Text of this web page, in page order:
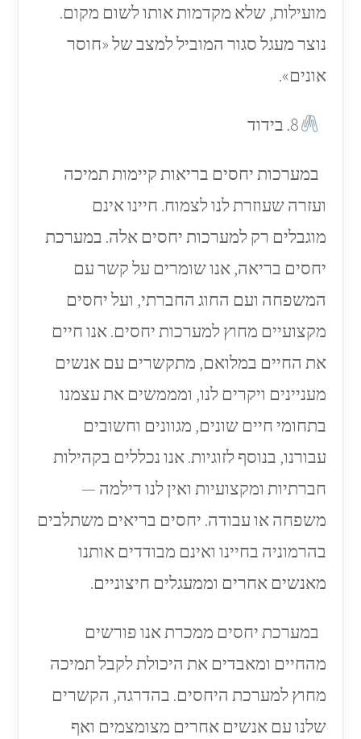
מועילות, שלא מקדמות אותו לשום מקום.
נוצר מעגל סגור המוביל למצב של «חוסר
אונים».
8. בידוד
במערכות יחסים בריאות קיימות תמיכה
ועזרה שעוזרת לנו לצמוח. חיינו אינם
מוגבלים רק למערכות יחסים אלה. במערכת
יחסים בריאה, אנו שומרים על קשר עם
המשפחה ועם החוג החברתי, ועל יחסים
מקצועיים מחוץ למערכות יחסים. אנו חיים
את החיים במלואם, מתקשרים עם אנשים
מעניינים ויקרים לנו, ומממשים את עצמנו
בתחומי חיים שונים, מגוונים וחשובים
עבורנו, בנוסף לזוגיות. אנו נכללים בקהילות
חברתיות ומקצועיות ואין לנו דילמה —
משפחה או עבודה. יחסים בריאים משתלבים
בהרמוניה בחיינו ואינם מבודדים אותנו
מאנשים אחרים וממעגלים חיצוניים.
במערכת יחסים ממכרת אנו פורשים
מהחיים ומאבדים את היכולת לקבל תמיכה
מחוץ למערכת היחסים. בהדרגה, הקשרים
שלנו עם אנשים אחרים מצומצמים ואף